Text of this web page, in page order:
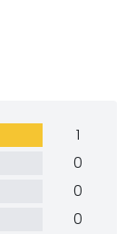
1
0
0
0